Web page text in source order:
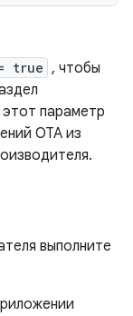
:= true , чтобы
параметр
OTA из
выполните